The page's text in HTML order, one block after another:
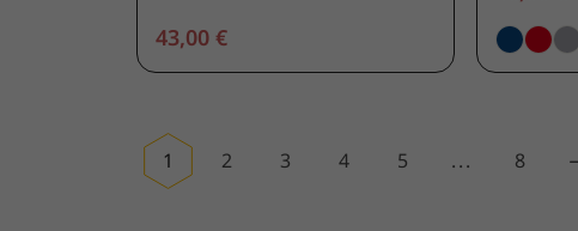
43,00 €
1 2 3 4 5 ... 8